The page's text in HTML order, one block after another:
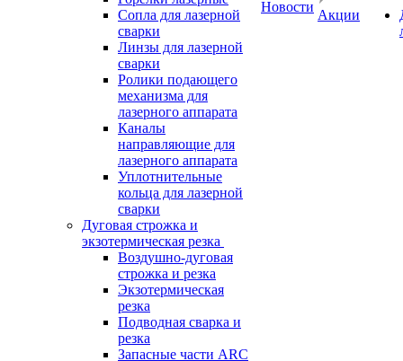
Сопла для лазерной
сварки
Линзы для лазерной
сварки
Ролики подающего
механизма для
лазерного аппарата
Каналы
направляющие для
лазерного аппарата
Уплотнительные
кольца для лазерной
сварки
Дуговая строжка и
экзотермическая резка
Воздушно-дуговая
строжка и резка
Экзотермическая
резка
Подводная сварка и
резка
Запасные части ARC
Новости
Акции